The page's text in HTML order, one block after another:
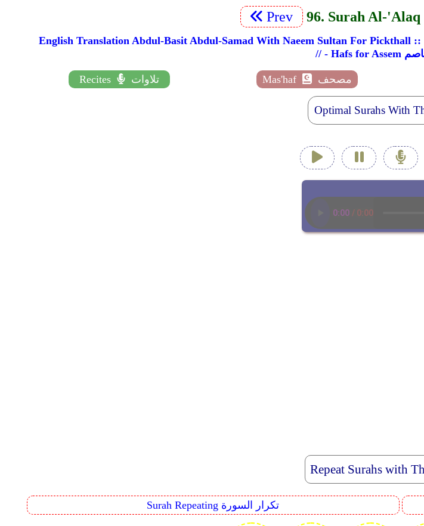
Prev
Recites تلاوات Mas'haf مصحف
Surah Repeating تكرار السورة